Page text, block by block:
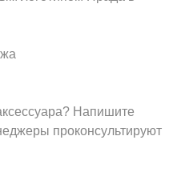
Напишите
проконсультируют